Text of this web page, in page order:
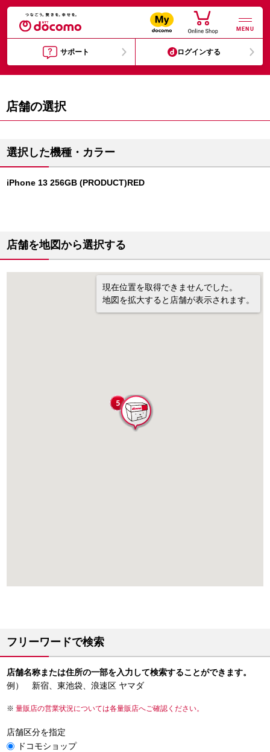
MENU
サポート ログインする
店舗の選択
選択した機種・カラー
iPhone 13 256GB (PRODUCT)RED
店舗を地図から選択する
現在位置を取得できませんでした。
地図を拡大すると店舗が表示されます。
フリーワードで検索
店舗名称または住所の一部を入力して検索することができます。
例） 新宿、東池袋、浪速区 ヤマダ
量販店の営業状況については各量販店へご確認ください。
店舗区分を指定
ドコモショップ